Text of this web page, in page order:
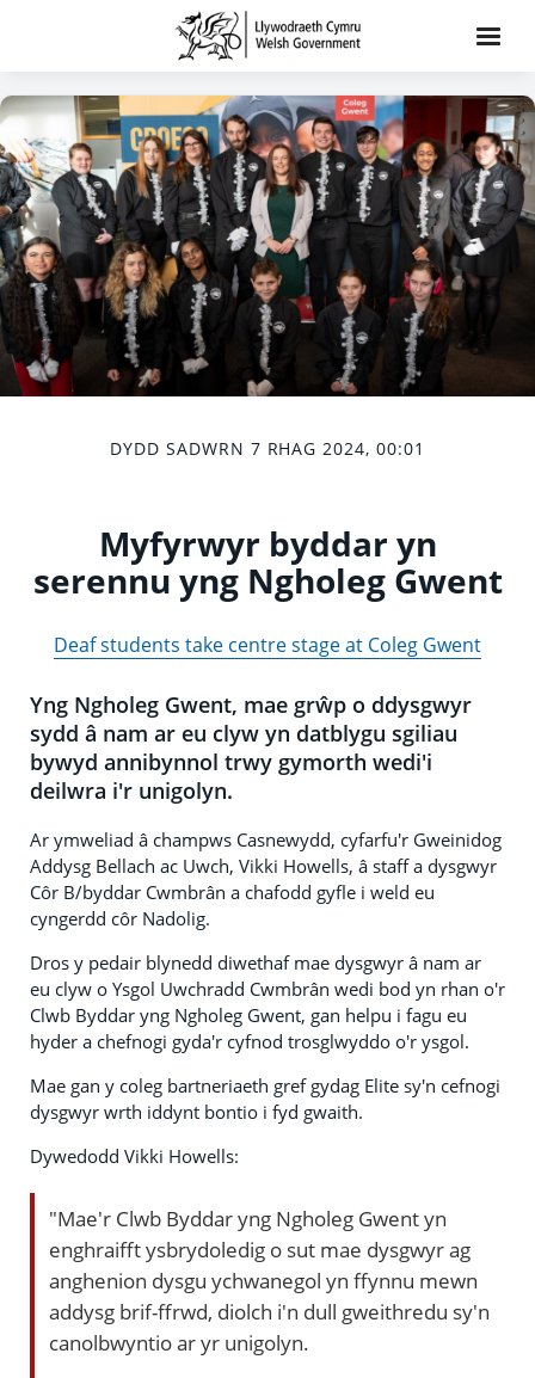
DYDD SADWRN 7 RHAG 2024, 00:01
Myfyrwyr byddar yn
serennu yng Ngholeg Gwent
Deaf students take centre stage at Coleg Gwent
Yng Ngholeg Gwent, mae grŵp o ddysgwyr
sydd â nam ar eu clyw yn datblygu sgiliau
bywyd annibynnol trwy gymorth wedi'i
deilwra i'r unigolyn.
Ar ymweliad â champws Casnewydd, cyfarfu'r Gweinidog
Addysg Bellach ac Uwch, Vikki Howells, â staff a dysgwyr
Côr B/byddar Cwmbrân a chafodd gyfle i weld eu
cyngerdd côr Nadolig.
Dros y pedair blynedd diwethaf mae dysgwyr â nam ar
eu clyw o Ysgol Uwchradd Cwmbrân wedi bod yn rhan o'r
Clwb Byddar yng Ngholeg Gwent, gan helpu i fagu eu
hyder a chefnogi gyda'r cyfnod trosglwyddo o'r ysgol.
Mae gan y coleg bartneriaeth gref gydag Elite sy'n cefnogi
dysgwyr wrth iddynt bontio i fyd gwaith.
Dywedodd Vikki Howells:
"Mae'r Clwb Byddar yng Ngholeg Gwent yn
enghraifft ysbrydoledig o sut mae dysgwyr ag
anghenion dysgu ychwanegol yn ffynnu mewn
addysg brif-ffrwd, diolch i'n dull gweithredu sy'n
canolbwyntio ar yr unigolyn.